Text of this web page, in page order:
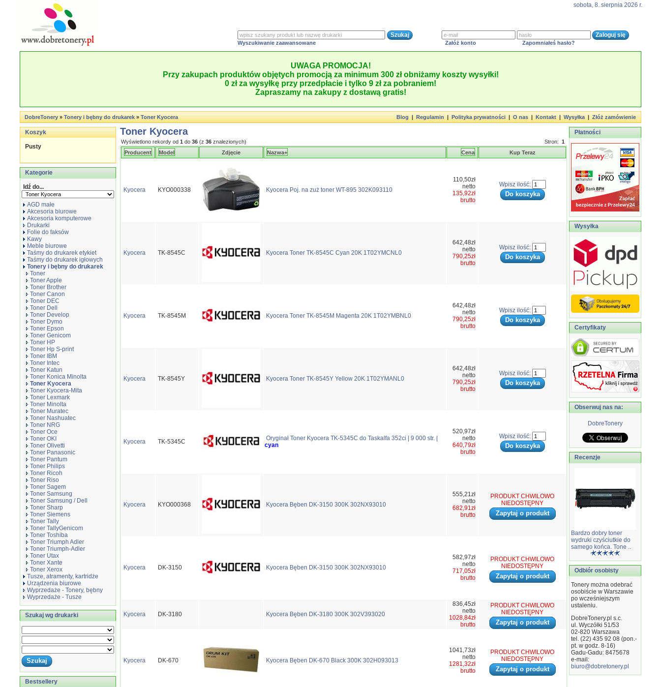
sobota, 8. sierpnia 2026 r.
Wyszukiwanie zaawansowane Załóż konto Zapomniałeś hasło?
UWAGA PROMOCJA!
Przy zakupach produktów objętych promocją za minimum 300 zł obniżamy koszty wysyłki!
0 zł za wysyłkę przy przedpłacie i tylko 9 zł za pobraniem!
Zapraszamy na zakupy z dostawą gratis!
DobreTonery»Tonery i bębny do drukarek»Toner Kyocera Blog|Regulamin|Polityka prywatności|O nas|Kontakt|Wysyłka|Złóż zamówienie
Koszyk
Pusty
Kategorie
Idź do...
AGD małe
Akcesoria biurowe
Akcesoria komputerowe
Drukarki
Folie do faksów
Kawy
Meble biurowe
Taśmy do drukarek etykiet
Taśmy do drukarek igłowych
Tonery i bębny do drukarek
Toner
Toner Apple
Toner Brother
Toner Canon
Toner DEC
Toner Dell
Toner Develop
Toner Dymo
Toner Epson
Toner Genicom
Toner HP
Toner Hp S-print
Toner IBM
Toner Intec
Toner Katun
Toner Konica Minolta
Toner Kyocera
Toner Kyocera-Mita
Toner Lexmark
Toner Minolta
Toner Muratec
Toner Nashuatec
Toner NRG
Toner Oce
Toner OKI
Toner Olivetti
Toner Panasonic
Toner Pantum
Toner Philips
Toner Ricoh
Toner Riso
Toner Sagem
Toner Samsung
Toner Samsung / Dell
Toner Sharp
Toner Siemens
Toner Tally
Toner TallyGenicom
Toner Toshiba
Toner Triumph Adler
Toner Triumph-Adler
Toner Utax
Toner Xante
Toner Xerox
Tusze, atramenty, kartridże
Urządzenia biurowe
Wyprzedaże - Tonery, bębny
Wyprzedaże - Tusze
Szukaj wg drukarki
Bestsellery
Toner Kyocera
Wyświetlono rekordy od 1 do 36 (z 36 znalezionych) Stron: 1
Producent
Model Zdjęcie Nazwa+ Cena Kup Teraz
Kyocera KYO000338 Kyocera Poj. na zuż toner WT-895 302K093110
110,50zł
netto
135,92zł
brutto
Wpisz ilość:
Kyocera TK-8545C Kyocera Toner TK-8545C Cyan 20K 1T02YMCNL0
642,48zł
netto
790,25zł
brutto
Wpisz ilość:
Kyocera TK-8545M Kyocera Toner TK-8545M Magenta 20K 1T02YMBNL0
642,48zł
netto
790,25zł
brutto
Wpisz ilość:
Kyocera TK-8545Y Kyocera Toner TK-8545Y Yellow 20K 1T02YMANL0
642,48zł
netto
790,25zł
brutto
Wpisz ilość:
Kyocera TK-5345C
Oryginał Toner Kyocera TK-5345C do Taskalfa 352ci | 9 000 str. |
cyan
520,97zł
netto
640,79zł
brutto
Wpisz ilość:
Kyocera KYO000368 Kyocera Bęben DK-3150 300K 302NX93010
555,21zł
netto
682,91zł
brutto
PRODUKT CHWILOWO
NIEDOSTĘPNY
Zapytaj o produkt
Kyocera DK-3150 Kyocera Bęben DK-3150 300K 302NX93010
582,97zł
netto
717,05zł
brutto
PRODUKT CHWILOWO
NIEDOSTĘPNY
Zapytaj o produkt
Kyocera DK-3180 Kyocera Bęben DK-3180 300K 302V393020
836,45zł
netto
1028,84zł
brutto
PRODUKT CHWILOWO
NIEDOSTĘPNY
Zapytaj o produkt
Kyocera DK-670 Kyocera Bęben DK-670 Black 300K 302H093013
1041,73zł
netto
1281,32zł
brutto
PRODUKT CHWILOWO
NIEDOSTĘPNY
Zapytaj o produkt
Płatności
Wysyłka
Certyfikaty
Obserwuj nas na:
DobreTonery
Recenzje
Bardzo dobry toner
wydruki czyściutkie do
samego końca. Tone ..
Odbiór osobisty
Tonery można odebrać
osobiście w Warszawie
po wcześniejszym
ustaleniu.
DobreTonery.pl s.c.
ul. Wyczółki 51/53
02-820 Warszawa
tel. (22) 435 92 08 (pon.-
pt. w godz. 8-16)
Gadu-Gadu: 8475678
e-mail:
biuro@dobretonery.pl